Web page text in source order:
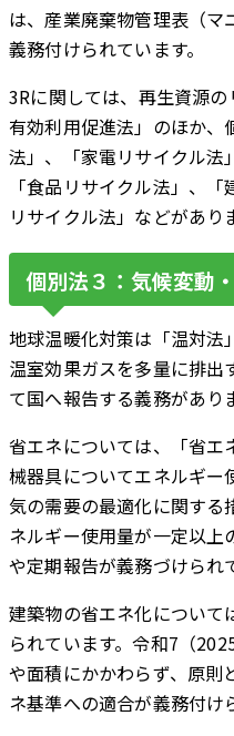
は、産業廃棄物管理表（
義務付けられています。
3Rに関しては、再生資源
有効利用促進法」のほか
法」、「家電リサイクル法
「食品リサイクル法」、
リサイクル法」などがあり
個別法３：気候変動
地球温暖化対策は「温対法
温室効果ガスを多量に排出
て国へ報告する義務があり
省エネについては、「省エ
械器具についてエネルギー
気の需要の最適化に関する
ネルギー使用量が一定以
や定期報告が義務づけられ
建築物の省エネ化について
られています。令和7（
や面積にかかわらず、原則
ネ基準への適合が義務付け